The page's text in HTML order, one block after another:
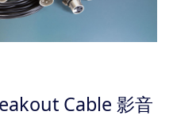
Cable 影音